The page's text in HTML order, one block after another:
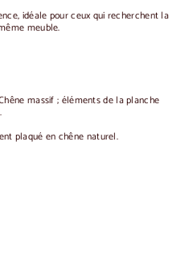
idéale pour ceux qui recherchent la
meuble.
massif ; éléments de la planche
plaqué en chêne naturel.